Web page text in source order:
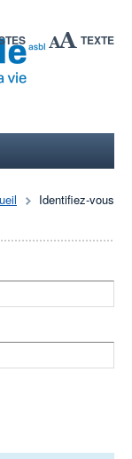
TEXTE
Identifiez-vous